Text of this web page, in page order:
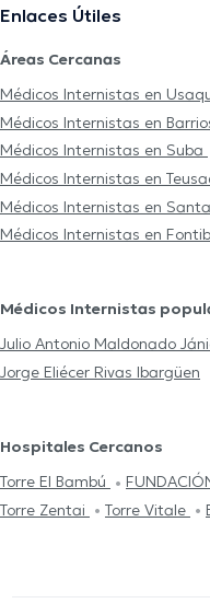
Enlaces Útiles
Áreas Cercanas
Médicos Internistas en
Médicos Internistas en
Médicos Internistas en Suba
Médicos Internistas en
Médicos Internistas en
Médicos Internistas en
Médicos Internistas
Julio Antonio Maldonado
Jorge Eliécer Rivas Ibargüen
Hospitales Cercanos
Torre El Bambú
Torre Zentai
Torre Vitale